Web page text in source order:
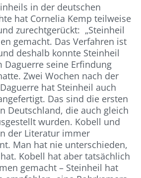
in der deutschen
hat Cornelia Kemp teilweise
zurechtgerückt: „Steinheil
gemacht. Das Verfahren ist
deshalb konnte Steinheil
Daguerre seine Erfindung
Zwei Wochen nach der
hat Steinheil auch
Das sind die ersten
Deutschland, die auch gleich
wurden. Kobell und
der Literatur immer
Man hat nie unterschieden,
Kobell hat aber tatsächlich
gemacht – Steinheil hat